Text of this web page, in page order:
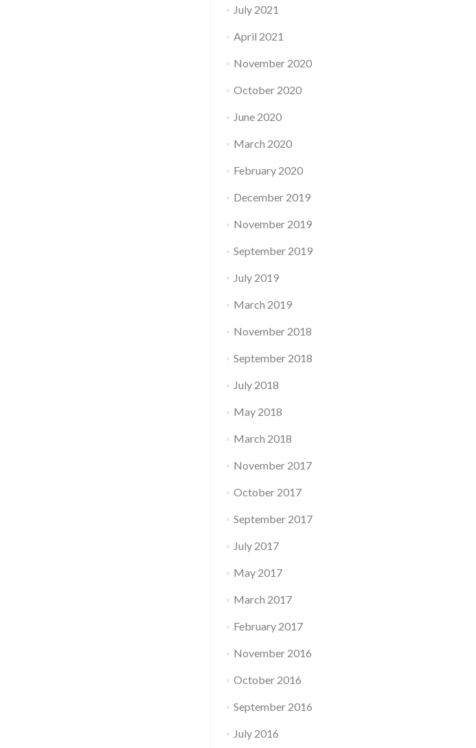
July 2021
April 2021
November 2020
October 2020
June 2020
March 2020
February 2020
December 2019
November 2019
September 2019
July 2019
March 2019
November 2018
September 2018
July 2018
May 2018
March 2018
November 2017
October 2017
September 2017
July 2017
May 2017
March 2017
February 2017
November 2016
October 2016
September 2016
July 2016